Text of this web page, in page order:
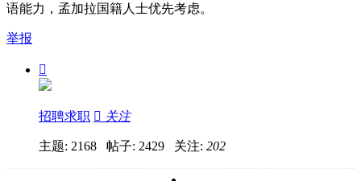
语能力，孟加拉国籍人士优先考虑。
举报

招聘求职  关注
主题: 2168 帖子: 2429 关注: 202